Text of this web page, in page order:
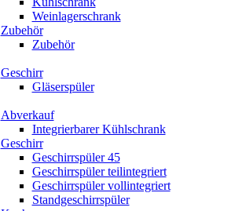
Weinlagerschrank
Zubehör
Zubehör
Geschirr
Gläserspüler
Abverkauf
Integrierbarer Kühlschrank
Geschirr
Geschirrspüler 45
Geschirrspüler teilintegriert
Geschirrspüler vollintegriert
Standgeschirrspüler